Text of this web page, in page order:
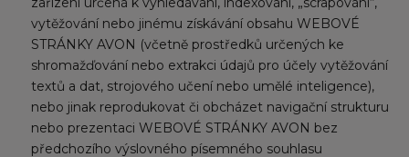
vytěžování nebo jinému získávání obsahu WEBOVÉ
STRÁNKY AVON (včetně prostředků určených ke
shromažďování nebo extrakci údajů pro účely vytěžování
textů a dat, strojového učení nebo umělé inteligence),
nebo jinak reprodukovat či obcházet navigační strukturu
nebo prezentaci WEBOVÉ STRÁNKY AVON bez
předchozího výslovného písemného souhlasu